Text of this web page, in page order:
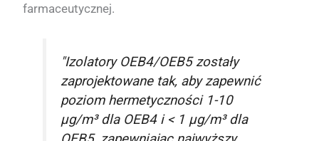
farmaceutycznej.
"Izolatory OEB4/OEB5 zostały
zaprojektowane tak, aby zapewnić
poziom hermetyczności 1-10
µg/m³ dla OEB4 i < 1 µg/m³ dla